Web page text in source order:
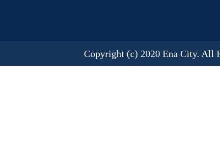
Copyright (c) 2020 Ena City. All